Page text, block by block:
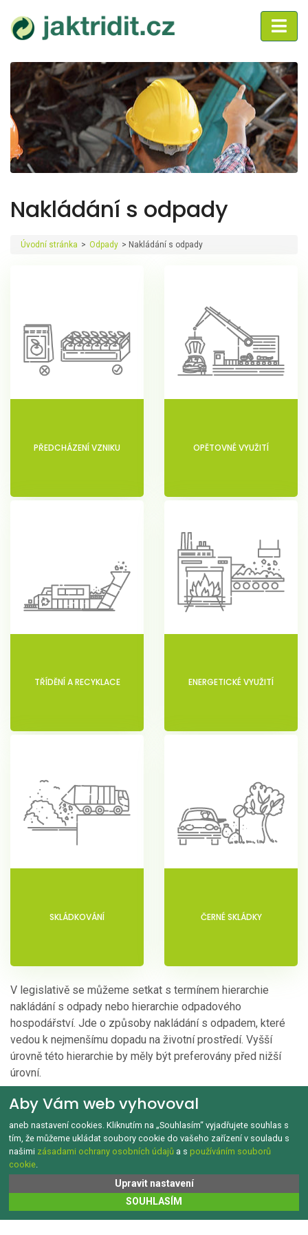
Nakládání s odpady
Úvodní stránka > Odpady > Nakládání s odpady
PŘEDCHÁZENÍ VZNIKU OPĚTOVNÉ VYUŽITÍ
TŘÍDĚNÍ A RECYKLACE ENERGETICKÉ VYUŽITÍ
SKLÁDKOVÁNÍ ČERNÉ SKLÁDKY
V legislativě se můžeme setkat s termínem hierarchie
nakládání s odpady nebo hierarchie odpadového
hospodářství. Jde o způsoby nakládání s odpadem, které
vedou k nejmenšímu dopadu na životní prostředí. Vyšší
úrovně této hierarchie by měly být preferovány před nižší
úrovní.
marketingové cookies. Upravit nastavení cookies je
možnézde
Aby Vám web vyhovoval
aneb nastavení cookies. Kliknutím na „Souhlasím“ vyjadřujete souhlas s
tím, že můžeme ukládat soubory cookie do vašeho zařízení v souladu s
našimi zásadami ochrany osobních údajů a s používáním souborů
cookie.
Upravit nastavení
SOUHLASÍM